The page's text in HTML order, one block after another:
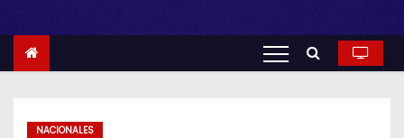
t
e
NACIONALES